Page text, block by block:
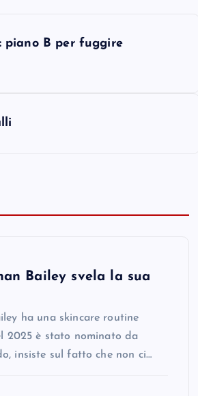
piano B per fuggire
Bailey svela la sua
ha una skincare routine
2025 è stato nominato da
insiste sul fatto che non ci…